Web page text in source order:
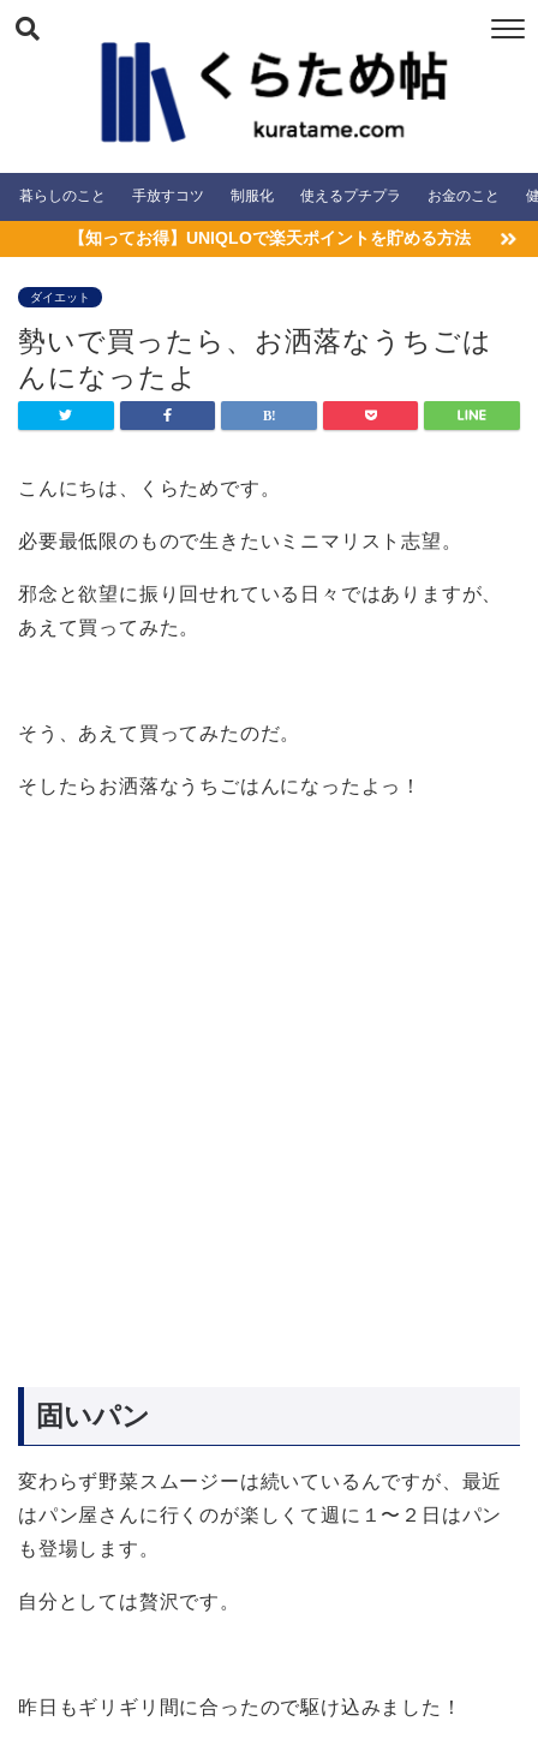
暮らしのこと 手放すコツ 制服化 使えるプチプラ お金のこと
【知ってお得】UNIQLOで楽天ポイントを貯める方法
ダイエット
勢いで買ったら、お洒落なうちごは
んになったよ
こんにちは、くらためです。
必要最低限のもので生きたいミニマリスト志望。
邪念と欲望に振り回せれている日々ではありますが、
あえて買ってみた。
そう、あえて買ってみたのだ。
そしたらお洒落なうちごはんになったよっ！
固いパン
変わらず野菜スムージーは続いているんですが、最近
はパン屋さんに行くのが楽しくて週に１〜２日はパン
も登場します。
自分としては贅沢です。
昨日もギリギリ間に合ったので駆け込みました！